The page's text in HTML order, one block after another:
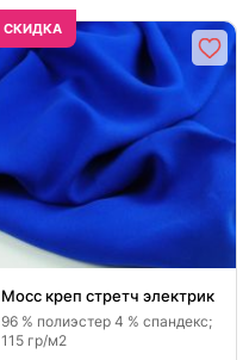
CКИДКА
Мосс креп стретч электрик
96 % полиэстер 4 % спандекс;
115 гр/м2